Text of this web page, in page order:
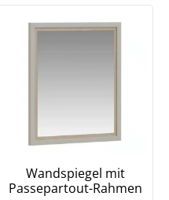
Wandspiegel mit
Passepartout-Rahmen